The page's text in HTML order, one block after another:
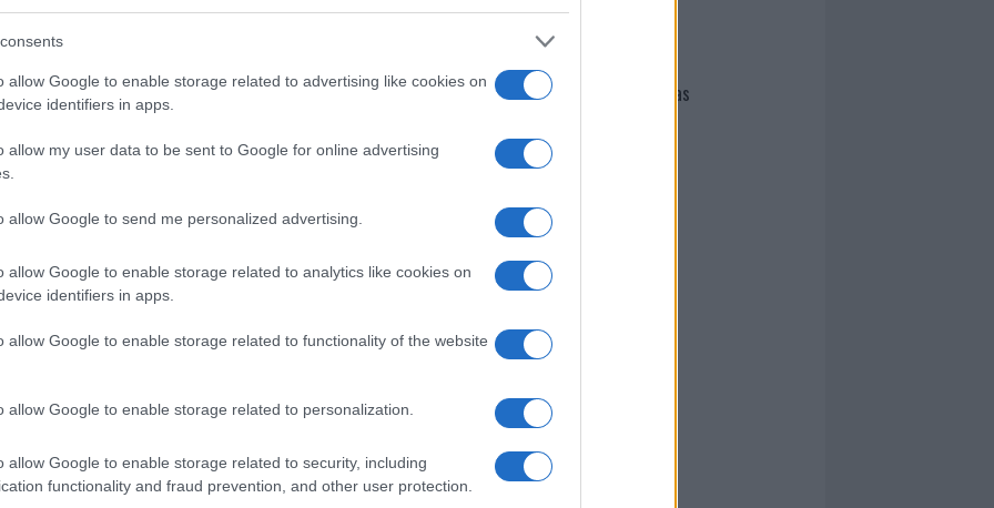
allow Google to enable storage related to advertising like cookies on
identifiers in apps.
allow my user data to be sent to Google for online advertising
allow Google to send me personalized advertising.
allow Google to enable storage related to analytics like cookies on
identifiers in apps.
allow Google to enable storage related to functionality of the website
allow Google to enable storage related to personalization.
allow Google to enable storage related to security, including
functionality and fraud prevention, and other user protection.
cliccandoqui
nella sezione
i tuoi video e le tue foto
+39 345 356 7512
di GalluraOggi.it
Giovannimaria Cabras